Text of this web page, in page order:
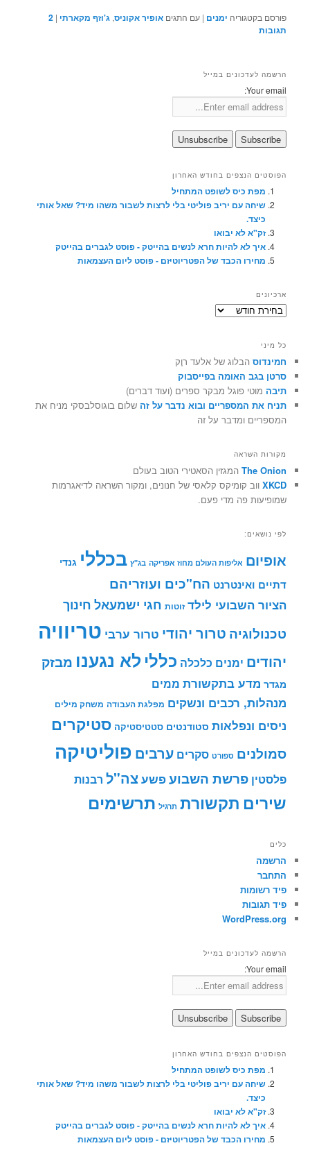
פורסם בקטגוריה ימנים |עם התגים אופיר אקוניס, ג'וזף מקארתי |
2
תגובות
הרשמה לעדכונים במייל
Your email:
הפוסטים הנצפים בחודש האחרון
מפת כיס לשופט המתחיל
שיחה עם יריב פוליטי בלי לרצות לשבור משהו מיד? שאל אותי
כיצד.
זק"א לא יבואו
איך לא להיות חרא לנשים בהייטק - פוסט לגברים בהייטק
מחירו הכבד של הפטריוטיזם - פוסט ליום העצמאות
ארכיונים
ארכיונים
כל מיני
חמינדוס הבלוג של אלעד רוֶק
סרטן בגב האומה בפייסבוק
תיבה מוטי פוגל מבקר ספרים (ועוד דברים)
תניח את המספריים ובוא נדבר על זה שלום בוגוסלבסקי מניח את
המספריים ומדבר על זה
מקורות השראה
The Onion המגזין הסאטירי הטוב בעולם
XKCD ווב קומיקס קלאסי של חנונים, ומקור השראה לדיאגרמות
שמופיעות פה מדי פעם.
לפי נושאים:
אופיום אליפות העולם מחוז אפריקה בג"ץ בכללי גנדי
דתיים ואינטרנט הח"כים ועוזריהם
הציור השבועי לילד זוטות חגי ישמעאל חינוך
טכנולוגיה טרור יהודי טרור ערבי טריוויה
יהודים ימנים כלכלה כללי לא נגענו מבזק
מגדר מדע בתקשורת ממים
מנהלות, רכבים ונשקים מפלגת העבודה משחק מילים
ניסים ונפלאות סטודנטים סטטיסטיקה סטיקרים
סמולנים ספורט סקרים ערבים פוליטיקה
פלסטין פרשת השבועפשעצה"ל רבנות
שירים תקשורת תרגיל תרשימים
כלים
הרשמה
התחבר
פיד רשומות
פיד תגובות
WordPress.org
הרשמה לעדכונים במייל
Your email:
הפוסטים הנצפים בחודש האחרון
מפת כיס לשופט המתחיל
שיחה עם יריב פוליטי בלי לרצות לשבור משהו מיד? שאל אותי
כיצד.
זק"א לא יבואו
איך לא להיות חרא לנשים בהייטק - פוסט לגברים בהייטק
מחירו הכבד של הפטריוטיזם - פוסט ליום העצמאות